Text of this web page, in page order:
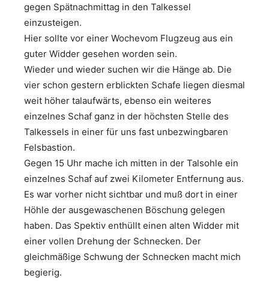
gegen Spätnachmittag in den Talkessel
einzusteigen.
Hier sollte vor einer Wochevom Flugzeug aus ein
guter Widder gesehen worden sein.
Wieder und wieder suchen wir die Hänge ab. Die
vier schon gestern erblickten Schafe liegen diesmal
weit höher talaufwärts, ebenso ein weiteres
einzelnes Schaf ganz in der höchsten Stelle des
Talkessels in einer für uns fast unbezwingbaren
Felsbastion.
Gegen 15 Uhr mache ich mitten in der Talsohle ein
einzelnes Schaf auf zwei Kilometer Entfernung aus.
Es war vorher nicht sichtbar und muß dort in einer
Höhle der ausgewaschenen Böschung gelegen
haben. Das Spektiv enthüllt einen alten Widder mit
einer vollen Drehung der Schnecken. Der
gleichmäßige Schwung der Schnecken macht mich
begierig.